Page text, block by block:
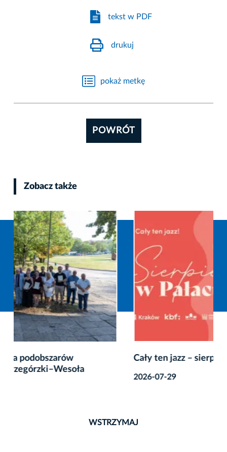
tekst w PDF
drukuj
pokaż metkę
POWRÓT
Zobacz także
Cały ten jazz – sierpień w Pałacu Potockich
WSTRZYMAJ